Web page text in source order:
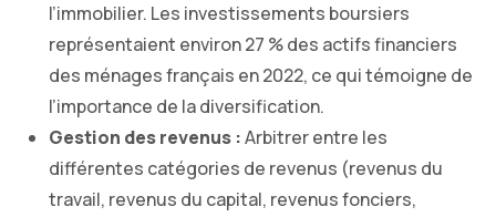
l’immobilier. Les investissements boursiers
représentaient environ 27 % des actifs financiers
des ménages français en 2022, ce qui témoigne de
l’importance de la diversification.
Gestion des revenus :Arbitrer entre les
différentes catégories de revenus (revenus du
travail, revenus du capital, revenus fonciers,